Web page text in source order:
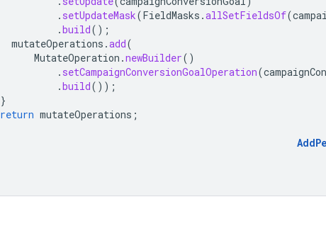
. setUpdateMask(FieldMasks .allSetFieldsOf(
.build();
mutateOperations .add(
MutateOperation .newBuilder()
. setCampaignConversionGoalOperation(
.build());
}
return mutateOperations ;